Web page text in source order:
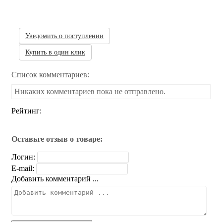
Уведомить о поступлении
Купить в один клик
Список комментариев:
Никаких комментариев пока не отправлено.
Рейтинг:
Оставьте отзыв о товаре:
Логин:
E-mail:
Добавить комментарий ...